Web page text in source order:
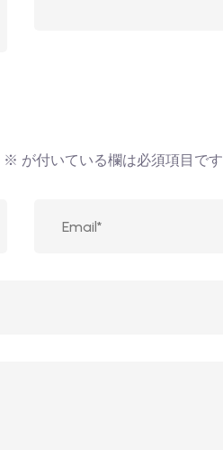
※ が付いている欄は必須項目です